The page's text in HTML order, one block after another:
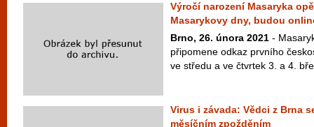
Výročí narození Masaryka
Masarykovy dny, budou
Brno, 26. února 2021 -
připomene odkaz prvního
ve středu a ve čtvrtek 3. a 4.
Virus i závada: Vědci z Brna
měsíčním zpožděním